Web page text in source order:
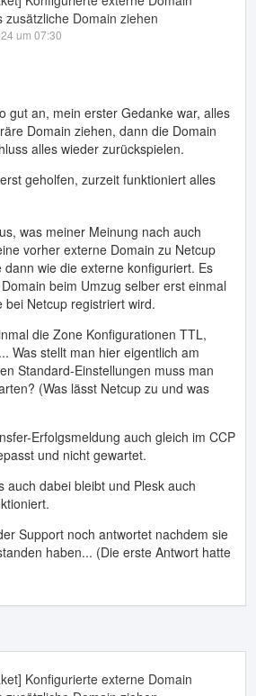
zusätzliche Domain ziehen
um 07:30
gut an, mein erster Gedanke war, alles
Domain ziehen, dann die Domain
alles wieder zurückspielen.
geholfen, zurzeit funktioniert alles
was meiner Meinung nach auch
vorher externe Domain zu Netcup
wie die externe konfiguriert. Es
beim Umzug selber erst einmal
Netcup registriert wird.
die Zone Konfigurationen TTL,
Was stellt man hier eigentlich am
Standard-Einstellungen muss man
(Was lässt Netcup zu und was
Erfolgsmeldung auch gleich im CCP
und nicht gewartet.
auch dabei bleibt und Plesk auch
Support noch antwortet nachdem sie
haben... (Die erste Antwort hatte
Konfigurierte externe Domain